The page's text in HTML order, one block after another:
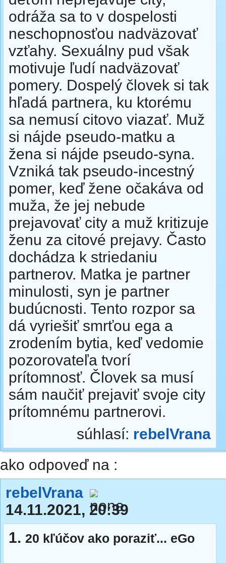
odráža sa to v dospelosti
neschopnosťou nadväzovať
vzťahy. Sexuálny pud však
motivuje ľudí nadväzovať
pomery. Dospelý človek si tak
hľadá partnera, ku ktorému
sa nemusí citovo viazať. Muž
si nájde pseudo-matku a
žena si nájde pseudo-syna.
Vzniká tak pseudo-incestný
pomer, keď žene očakáva od
muža, že jej nebude
prejavovať city a muž kritizuje
ženu za citové prejavy. Často
dochádza k striedaniu
partnerov. Matka je partner
minulosti, syn je partner
budúcnosti. Tento rozpor sa
dá vyriešiť smrťou ega a
zrodením bytia, keď vedomie
pozorovateľa tvorí
prítomnosť. Človek sa musí
sám naučiť prejaviť svoje city
prítomnému partnerovi.
súhlasí: rebelVrana
ako odpoveď na :
rebelVrana
14.11.2021, 20:39
1. 20 kľúčov ako poraziť... eGo